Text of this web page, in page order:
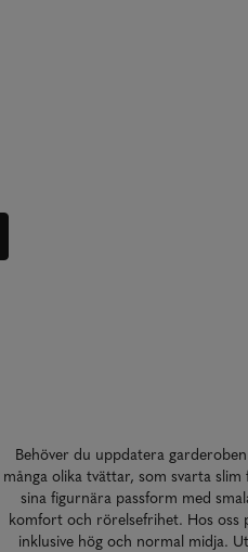
Behöver du uppdatera
många olika tvättar, som svarta
sina figurnära passform med
komfort och rörelsefrihet. Hos
inklusive hög och normal midja.